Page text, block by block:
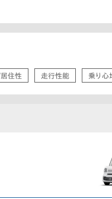
住性 走行性能 乗り心